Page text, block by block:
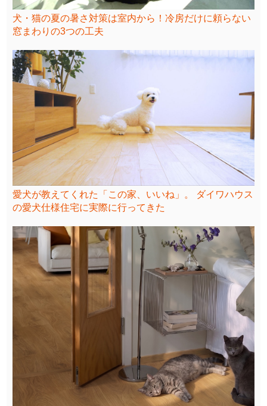
犬・猫の夏の暑さ対策は室内から！冷房だけに頼らない
窓まわりの3つの工夫
愛犬が教えてくれた「この家、いいね」。 ダイワハウス
の愛犬仕様住宅に実際に行ってきた